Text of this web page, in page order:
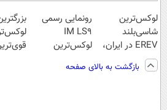
لوکس‌ترین
شاسی‌بلند
EREV در ایران،
توسط نیکا موتور
رونمایی شد!
رونمایی رسمی
IM LS9
لوکس‌ترین
بازگشت به بالای صفحه